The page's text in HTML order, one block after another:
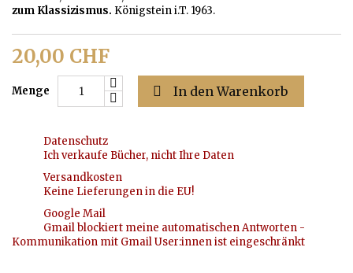
zum Klassizismus. Königstein i.T. 1963.
20,00 CHF
Menge  In den Warenkorb
Datenschutz
Ich verkaufe Bücher, nicht Ihre Daten
Versandkosten
Keine Lieferungen in die EU!
Google Mail
Gmail blockiert meine automatischen Antworten -
Kommunikation mit Gmail User:innen ist eingeschränkt